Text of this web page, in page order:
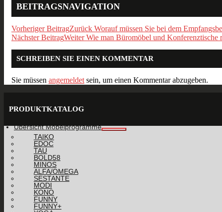
BEITRAGSNAVIGATION
Vorheriger BeitragZurück Worauf müssen Sie bei dem
Nächster BeitragWeiter Wie man Büromöbel und Konferenztische
SCHREIBEN SIE EINEN KOMMENTAR
Sie müssen angemeldet sein, um einen Kommentar abzugeben.
PRODUKTKATALOG
Übersicht Möbelprogramme
TAIKO
EDOC
TAU
BOLD58
MINOS
ALFA/OMEGA
SESTANTE
MODI
KONO
FUNNY
FUNNY+